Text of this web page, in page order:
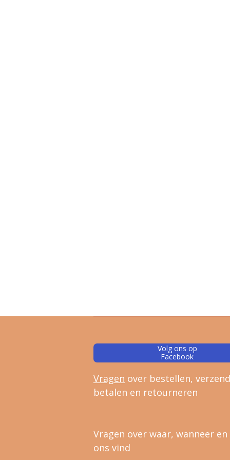
Volg ons op
Facebook
Vragen over bestellen, verz
betalen en retourneren
Vragen over waar, wanneer en
ons vind